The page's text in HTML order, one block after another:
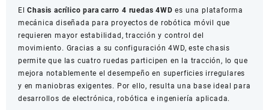
4WD
cantidad
ElChasis acrílico para carro 4 ruedas 4WD es una plataforma
mecánica diseñada para proyectos de robótica móvil que
requieren mayor estabilidad, tracción y control del
movimiento. Gracias a su configuración 4WD, este chasis
permite que las cuatro ruedas participen en la tracción, lo que
mejora notablemente el desempeño en superficies irregulares
y en maniobras exigentes. Por ello, resulta una base ideal para
desarrollos de electrónica, robótica e ingeniería aplicada.